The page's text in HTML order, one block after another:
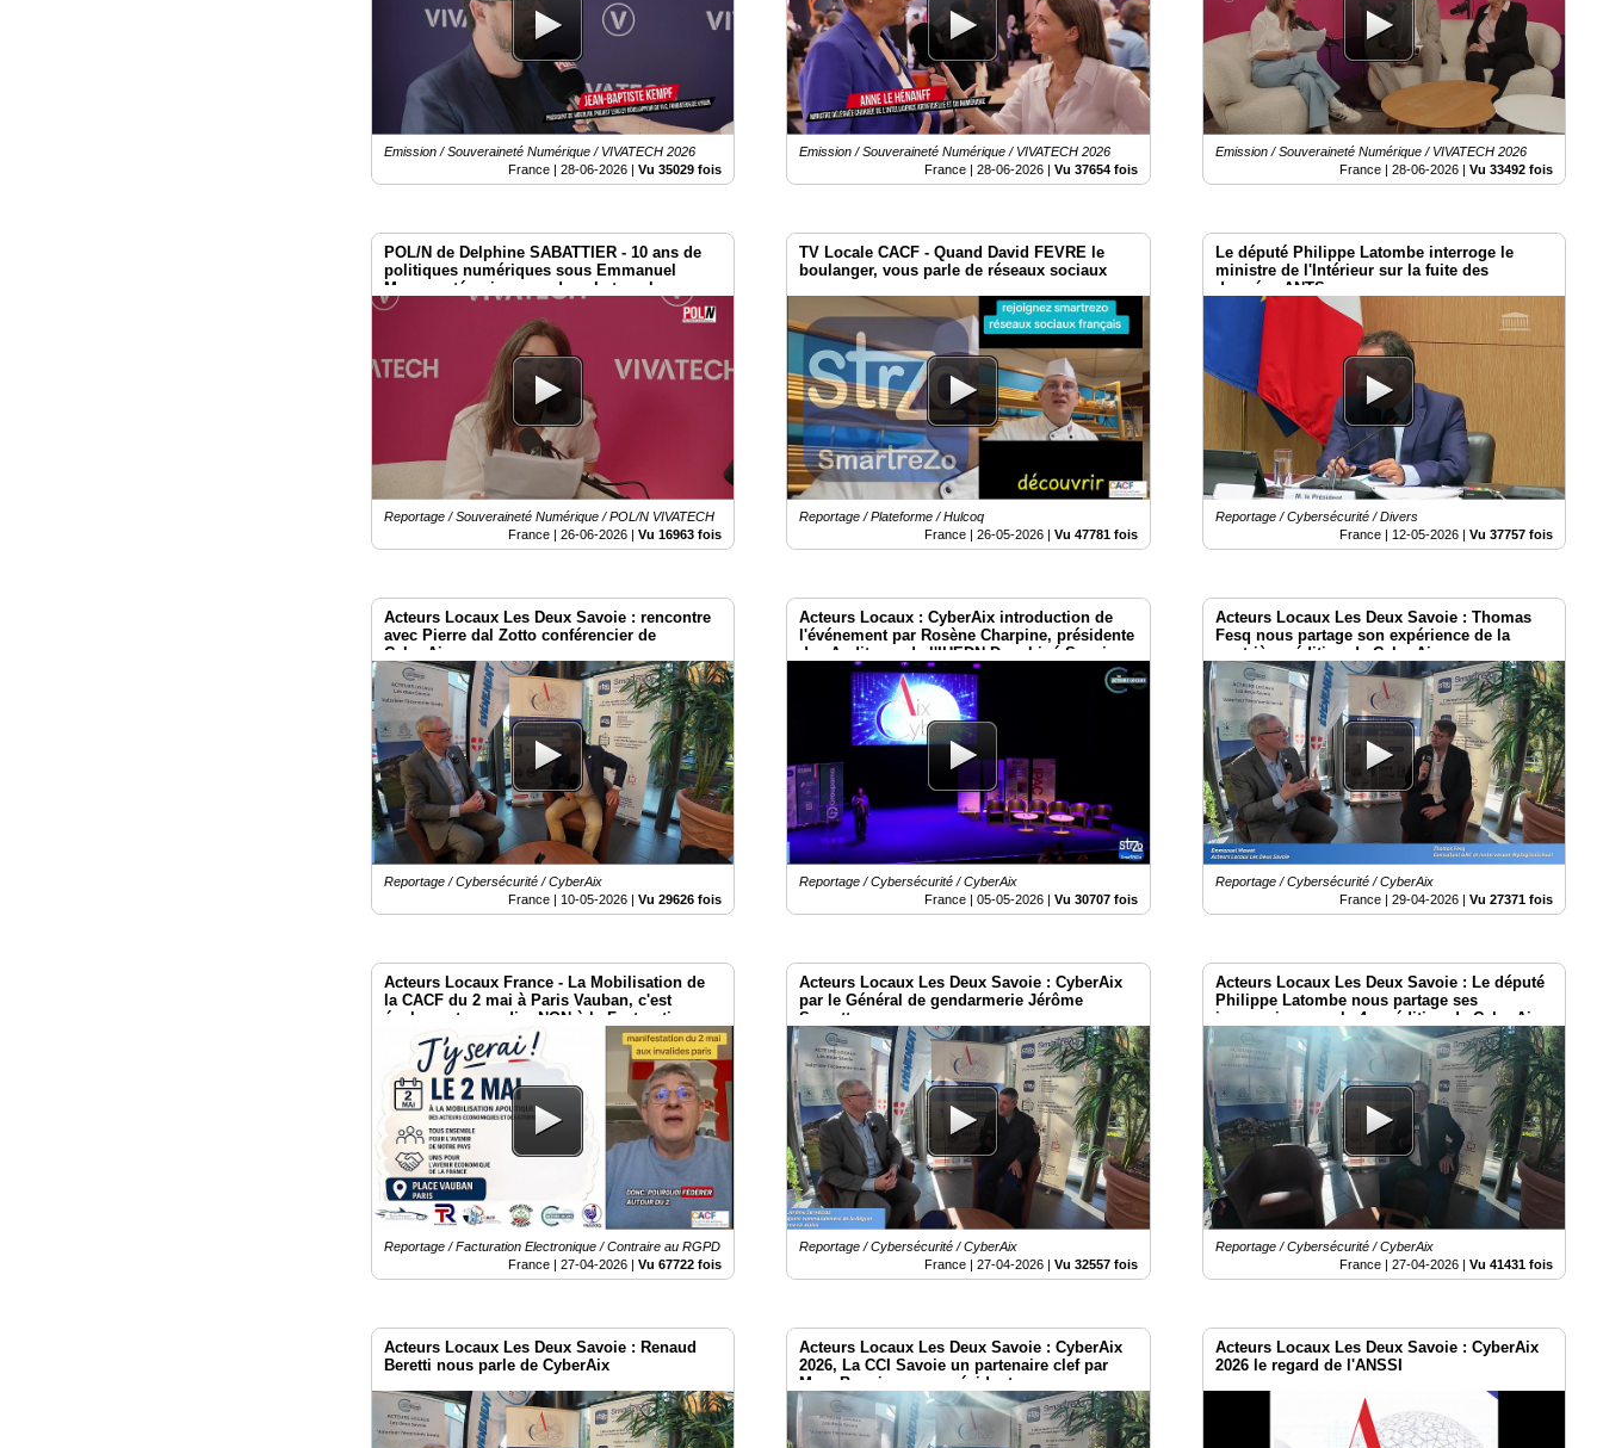
Emission / Souveraineté Numérique / VIVATECH 2026
France |28-06-2026 |Vu 35029 fois
Emission / Souveraineté Numérique / VIVATECH 2026
France | 28-06-2026| Vu 37654 fois
Emission / Souveraineté Numérique / VIVATECH 2026
France |28-06-2026 |Vu 33492 fois
POL/N de Delphine SABATTIER - 10 ans de
politiques numériques sous Emmanuel
Macron : témoignages dans le temple
Vivatech
Reportage / Souveraineté Numérique / POL/N VIVATECH
France |26-06-2026 |Vu 16963 fois
TV Locale CACF - Quand David FEVRE le
boulanger, vous parle de réseaux sociaux
Reportage / Plateforme / Hulcoq
France | 26-05-2026| Vu 47781 fois
Le député Philippe Latombe interroge le
ministre de l'Intérieur sur la fuite des
données ANTS
Reportage / Cybersécurité / Divers
France | 12-05-2026 |Vu 37757 fois
Acteurs Locaux Les Deux Savoie : rencontre
avec Pierre dal Zotto conférencier de
CyberAix
Reportage / Cybersécurité / CyberAix
France | 10-05-2026 |Vu 29626 fois
Acteurs Locaux : CyberAix introduction de
l'événement par Rosène Charpine, présidente
des Auditeurs de l'IHEDN Dauphiné Savoie
Reportage / Cybersécurité / CyberAix
France | 05-05-2026| Vu 30707 fois
Acteurs Locaux Les Deux Savoie : Thomas
Fesq nous partage son expérience de la
quatrième édition de CyberAix
Reportage / Cybersécurité / CyberAix
France |29-04-2026 |Vu 27371 fois
Acteurs Locaux France - La Mobilisation de
la CACF du 2 mai à Paris Vauban, c'est
également pour dire NON à la Facturation
Électronique
Reportage / Facturation Electronique / Contraire au RGPD
France |27-04-2026 |Vu 67722 fois
Acteurs Locaux Les Deux Savoie : CyberAix
par le Général de gendarmerie Jérôme
Servettaz
Reportage / Cybersécurité / CyberAix
France | 27-04-2026| Vu 32557 fois
Acteurs Locaux Les Deux Savoie : Le député
Philippe Latombe nous partage ses
impressions sur la 4me édition de CyberAix
Reportage / Cybersécurité / CyberAix
France |27-04-2026 |Vu 41431 fois
Acteurs Locaux Les Deux Savoie : Renaud
Beretti nous parle de CyberAix
Acteurs Locaux Les Deux Savoie : CyberAix
2026, La CCI Savoie un partenaire clef par
Marc Beggiora son président
Acteurs Locaux Les Deux Savoie : CyberAix
2026 le regard de l'ANSSI